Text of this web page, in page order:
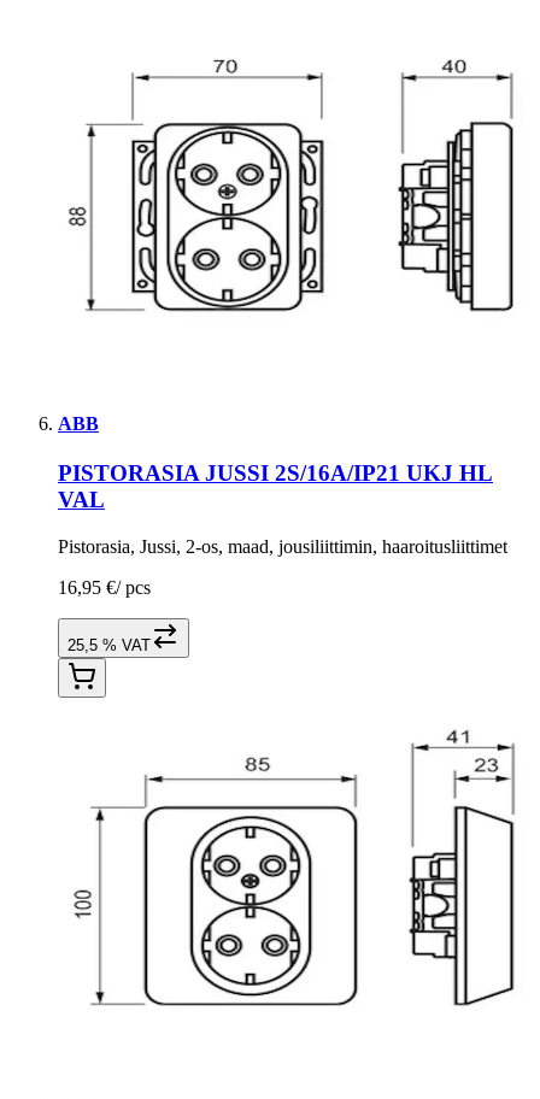
ABB
PISTORASIA JUSSI 2S/16A/IP21 UKJ HL
VAL
Pistorasia, Jussi, 2-os, maad, jousiliittimin, haaroitusliittimet
16,95 €/ pcs
25,5 % VAT